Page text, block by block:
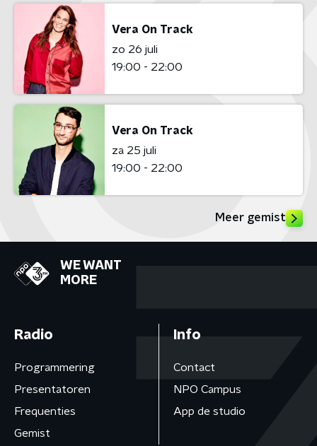
Vera On Track
zo 26 juli
19:00 - 22:00
Vera On Track
za 25 juli
19:00 - 22:00
Meer gemist
WE WANT
MORE
Radio
Programmering
Presentatoren
Frequenties
Gemist
Info
Contact
NPO Campus
App de studio